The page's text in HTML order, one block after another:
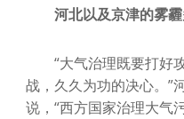
河北以及京津的雾霾
“大气治理既要打好
战，久久为功的决心。”
说，“西方国家治理大气